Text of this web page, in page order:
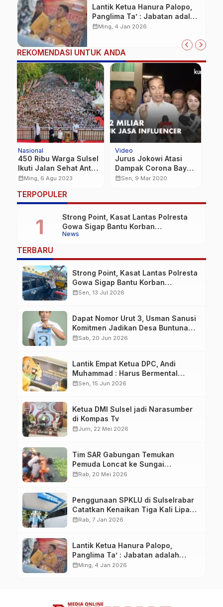
Lantik Ketua Hanura Palopo,
Panglima Ta’ : Jabatan adalah
amanah siap dipertanggung
calendar_monthMing, 4 Jan 2026
REKOMENDASI UNTUK ANDA
Video
Jurus Jokowi Atasi
Dampak Corona Bayar
Influencer Hingga
calendar_monthSen, 9 Mar 2020
News
Danrem 132/TDL Hadiri
Acara Syukuran HUT
Brimob ke-77
calendar_monthSen, 14 Nov 2022
…
TERPOPULER
News
Strong Point, Kasat Lantas Polresta
Gowa Sigap Bantu Korban
Kecelakaan
TERBARU
Strong Point, Kasat Lantas Polresta
Gowa Sigap Bantu Korban
Kecelakaan
calendar_monthSen, 13 Jul 2026
Dapat Nomor Urut 3, Usman Sanusi
Komitmen Jadikan Desa Buntuna
Jauh lebih Baik
calendar_monthSab, 20 Jun 2026
Lantik Empat Ketua DPC, Andi
Muhammad : Harus Bermental
Pejuang
calendar_monthSen, 15 Jun 2026
Ketua DMI Sulsel jadi Narasumber
di Kompas Tv
calendar_monthJum, 22 Mei 2026
Tim SAR Gabungan Temukan
Pemuda Loncat ke Sungai
Pampang Makassar
calendar_monthRab, 20 Mei 2026
Penggunaan SPKLU di Sulselrabar
Catatkan Kenaikan Tiga Kali Lipat
di Tahun 2025
calendar_monthRab, 7 Jan 2026
Lantik Ketua Hanura Palopo,
Panglima Ta’ : Jabatan adalah
amanah siap dipertanggung
calendar_monthMing, 4 Jan 2026